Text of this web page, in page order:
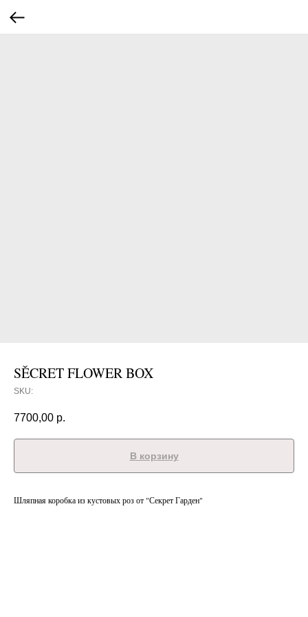
SĚCRET FLOWER BOX
SKU:
7700,00 р.
В корзину
Шляпная коробка из кустовых роз от "Секрет Гарден"